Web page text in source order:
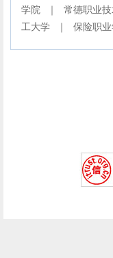
学院
常德职业
工大学
保险职